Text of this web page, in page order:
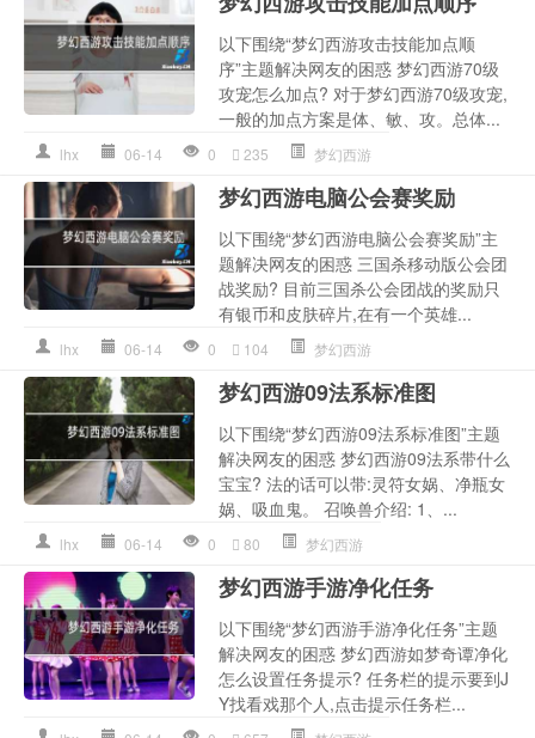
以下围绕“梦幻西游攻击技能加点顺
序”主题解决网友的困惑 梦幻西游70级
攻宠怎么加点? 对于梦幻西游70级攻宠,
一般的加点方案是体、敏、攻。总体...
lhx 06-14 0 235 梦幻西游
梦幻西游电脑公会赛奖励
以下围绕“梦幻西游电脑公会赛奖励”主
题解决网友的困惑 三国杀移动版公会团
战奖励? 目前三国杀公会团战的奖励只
有银币和皮肤碎片,在有一个英雄...
lhx 06-14 0 104 梦幻西游
梦幻西游09法系标准图
以下围绕“梦幻西游09法系标准图”主题
解决网友的困惑 梦幻西游09法系带什么
宝宝? 法的话可以带:灵符女娲、净瓶女
娲、吸血鬼。 召唤兽介绍: 1、...
lhx 06-14 0 80 梦幻西游
梦幻西游手游净化任务
以下围绕“梦幻西游手游净化任务”主题
解决网友的困惑 梦幻西游如梦奇谭净化
怎么设置任务提示? 任务栏的提示要到J
Y找看戏那个人,点击提示任务栏...